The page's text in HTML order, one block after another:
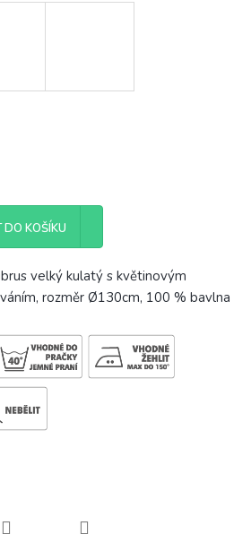
KOŠÍKU
velký kulatý s květinovým
rozměr Ø130cm, 100 % bavlna